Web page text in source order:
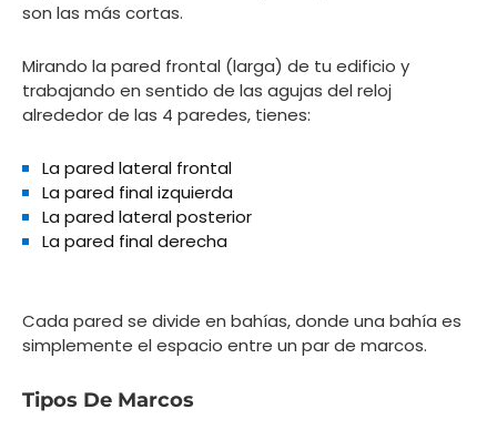
son las más cortas.
Mirando la pared frontal (larga) de tu edificio y
trabajando en sentido de las agujas del reloj
alrededor de las 4 paredes, tienes:
La pared lateral frontal
La pared final izquierda
La pared lateral posterior
La pared final derecha
Cada pared se divide en bahías, donde una bahía es
simplemente el espacio entre un par de marcos.
Tipos De Marcos